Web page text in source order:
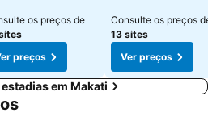
os preços de
preços
Consulte os preços
13 sites
Ver preços
em Makati